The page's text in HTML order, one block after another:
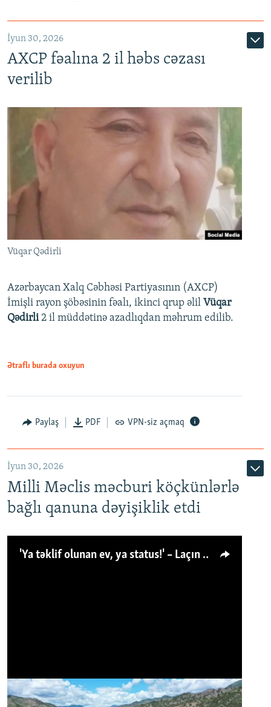
İyun 30, 2026
AXCP fəalına 2 il həbs cəzası
verilib
Vüqar Qədirli
Azərbaycan Xalq Cəbhəsi Partiyasının (AXCP)
İmişli rayon şöbəsinin fəalı, ikinci qrup əlil Vüqar
Qədirli2 il müddətinə azadlıqdan məhrum edilib.
Ətraflı burada oxuyun
Paylaş PDF VPN-siz açmaq
İyun 30, 2026
Milli Məclis məcburi köçkünlərlə
bağlı qanuna dəyişiklik etdi
'Ya təklif olunan ev, ya status!' – Laçın köçkünü: 'Laçından başqa heç hara!'